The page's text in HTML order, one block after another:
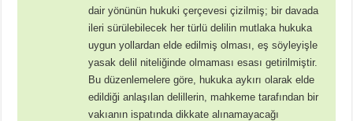
dair yönünün hukuki çerçevesi çizilmiş; bir davada
ileri sürülebilecek her türlü delilin mutlaka hukuka
uygun yollardan elde edilmiş olması, eş söyleyişle
yasak delil niteliğinde olmaması esası getirilmiştir.
Bu düzenlemelere göre, hukuka aykırı olarak elde
edildiği anlaşılan delillerin, mahkeme tarafından bir
vakıanın ispatında dikkate alınamayacağı